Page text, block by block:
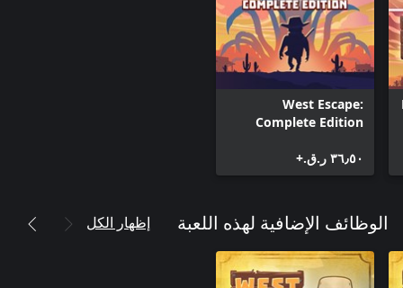
West Escape:
Complete Edition
٣٦٫٥٠ ر.ق.‏+
الوظائف الإضافية لهذه اللعبة إظهار الكل